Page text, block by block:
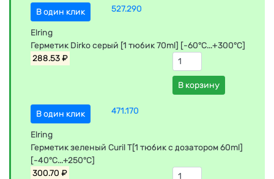
В один клик 527.290
Elring
Герметик Dirko серый [1 тюбик 70ml] [-60°C...+300°C]
288.53 ₽
В корзину
В один клик 471.170
Elring
Герметик зеленый Curil T[1 тюбик с дозатором 60ml]
[-40°C...+250°C]
300.70 ₽